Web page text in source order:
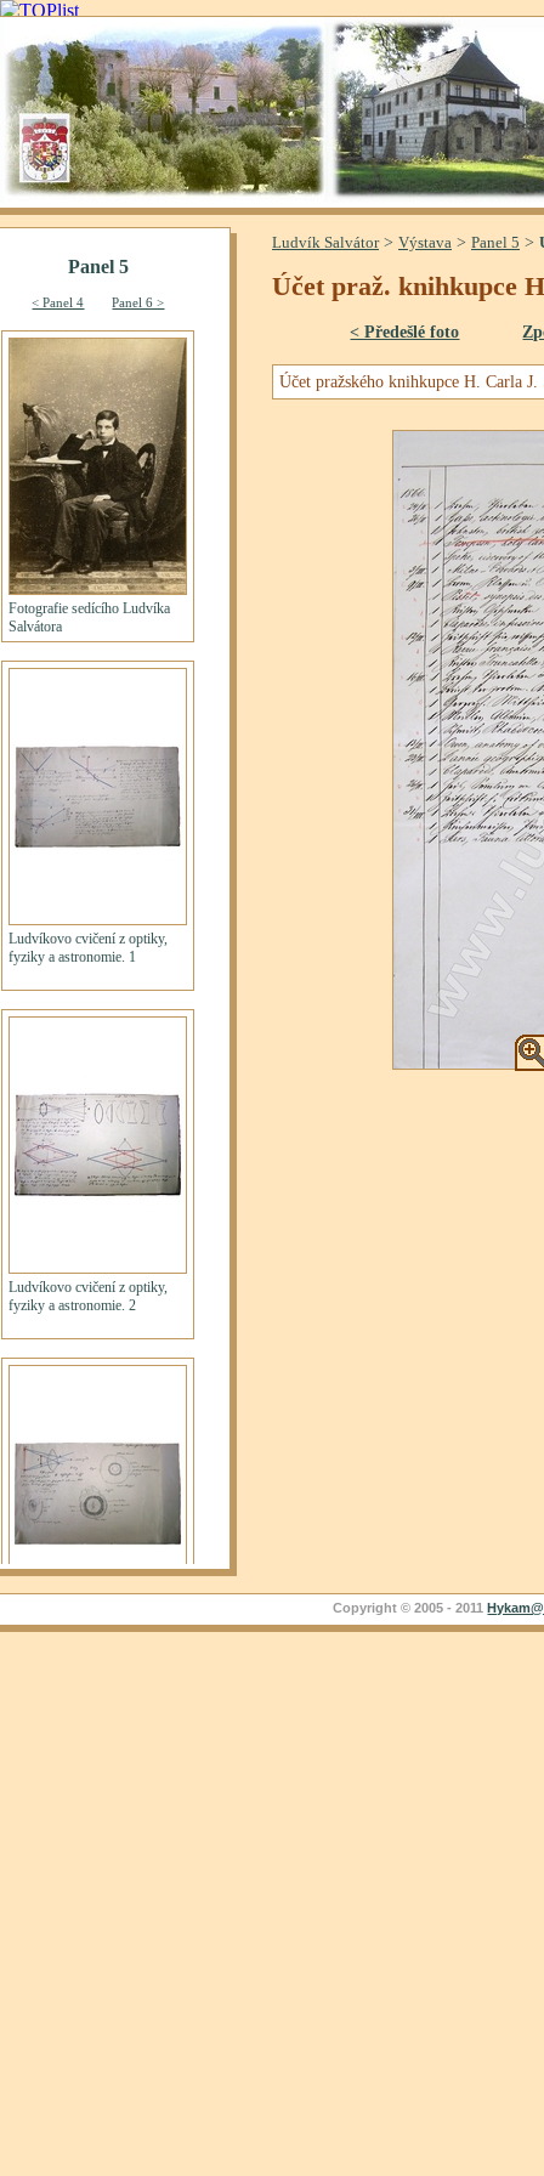
Ludvík Salvátor> Výstava > Panel 5 >
Účet praž. knihkupce
< Předešlé foto
Účet pražského knihkupce H.
Copyright © 2005 - 2011